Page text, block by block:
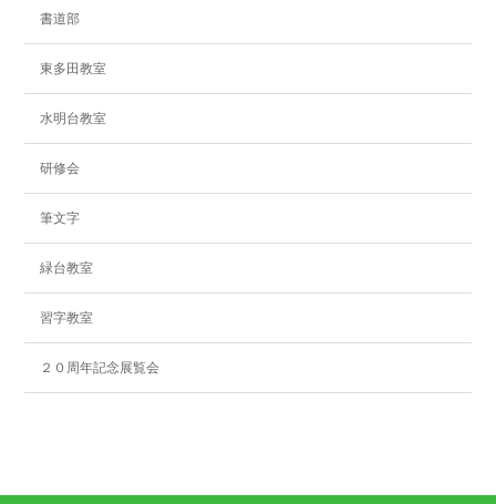
書道部
東多田教室
水明台教室
研修会
筆文字
緑台教室
習字教室
２０周年記念展覧会